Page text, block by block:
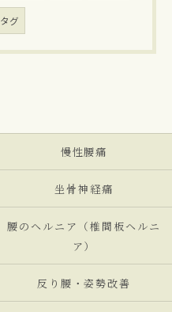
タグ
慢性腰痛
坐骨神経痛
腰のヘルニア（椎間板ヘルニ
ア）
反り腰・姿勢改善